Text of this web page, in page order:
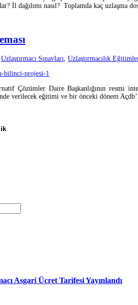
İl dağılımı nasıl? Toplamda kaç uzlaşma
Uzlaştırmacı Sınavları Uzlaştırmacılık
Çözümler Daire Başkanlığının resmi
verilecek eğitimi ve bir önceki dönem
Asgari Ücret Tarifesi Yayınlandı